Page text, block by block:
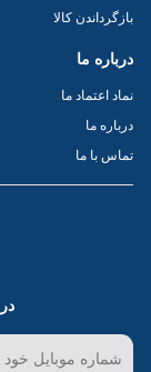
بازگرداندن کالا
درباره ما
نماد اعتماد ما
درباره ما
تماس با ما